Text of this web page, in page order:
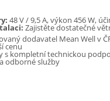
48 V / 9,5 A, výkon 456 W,
Zajistěte dostatečné
dodavatel Mean Well v
cenu
s kompletní technickou
odborné služby